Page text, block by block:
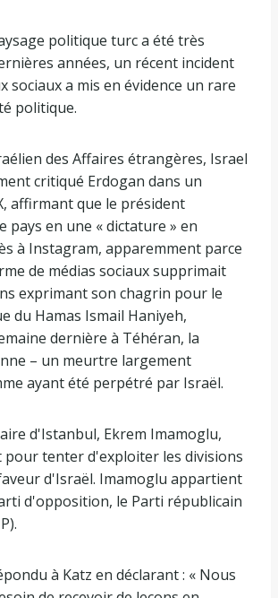
politique turc a été très
années, un récent incident
sociaux a mis en évidence un rare
politique.
des Affaires étrangères, Israel
critiqué Erdogan dans un
affirmant que le président
pays en une « dictature » en
à Instagram, apparemment parce
de médias sociaux supprimait
exprimant son chagrin pour le
du Hamas Ismail Haniyeh,
dernière à Téhéran, la
– un meurtre largement
ayant été perpétré par Israël.
d'Istanbul, Ekrem Imamoglu,
pour tenter d'exploiter les divisions
d'Israël. Imamoglu appartient
d'opposition, le Parti républicain
à Katz en déclarant : « Nous